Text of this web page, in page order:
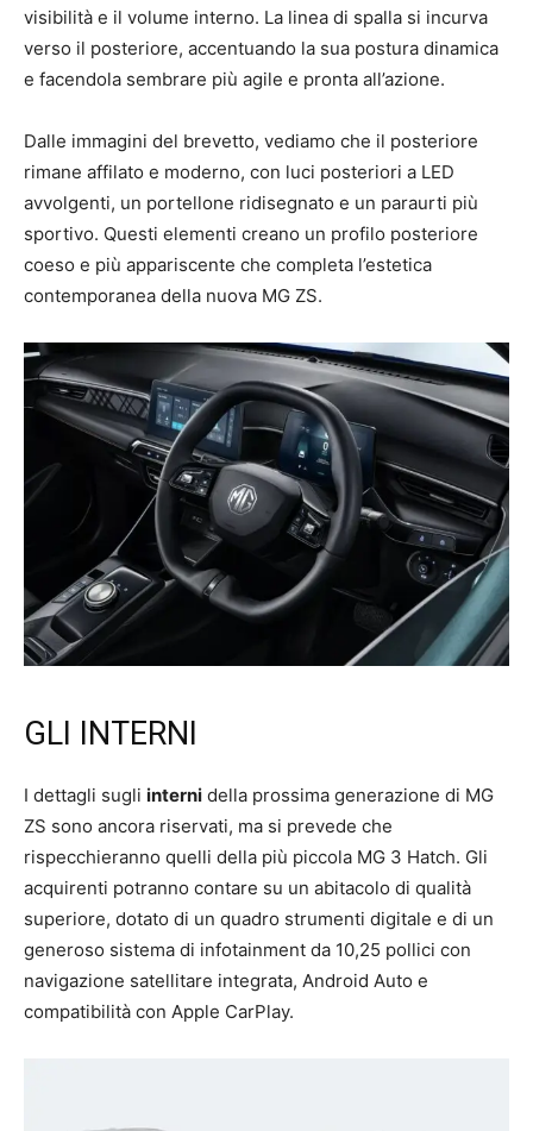
visibilità e il volume interno. La linea di spalla si incurva
verso il posteriore, accentuando la sua postura dinamica
e facendola sembrare più agile e pronta all’azione.
Dalle immagini del brevetto, vediamo che il posteriore
rimane affilato e moderno, con luci posteriori a LED
avvolgenti, un portellone ridisegnato e un paraurti più
sportivo. Questi elementi creano un profilo posteriore
coeso e più appariscente che completa l’estetica
contemporanea della nuova MG ZS.
GLI INTERNI
I dettagli sugli interni della prossima generazione di MG
ZS sono ancora riservati, ma si prevede che
rispecchieranno quelli della più piccola MG 3 Hatch. Gli
acquirenti potranno contare su un abitacolo di qualità
superiore, dotato di un quadro strumenti digitale e di un
generoso sistema di infotainment da 10,25 pollici con
navigazione satellitare integrata, Android Auto e
compatibilità con Apple CarPlay.